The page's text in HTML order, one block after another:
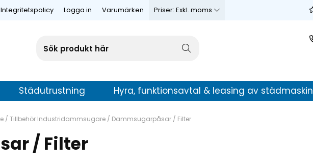
Integritetspolicy Logga in Varumärken Priser: Exkl. moms
Städutrustning Hyra, funktionsavtal & leasing av städmaskin
/ Tillbehör Industridammsugare / Dammsugarpåsar / Filter
/ Filter